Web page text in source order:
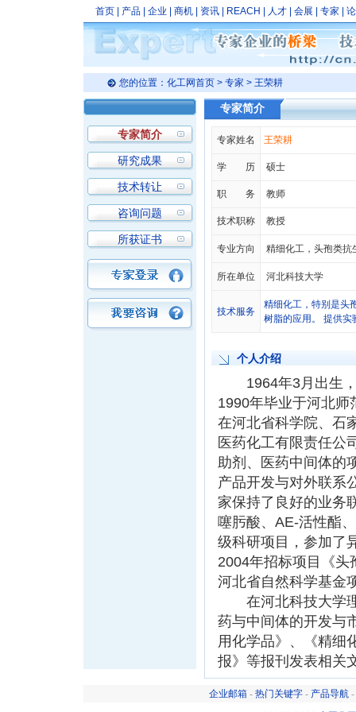
首页 产品 企业 商机 资讯 REACH 人才 会展 专家
您的位置： 化工网首页 > 专家 > 王荣耕
专家简介
研究成果
技术转让
咨询问题
所获证书
专家简介
专家姓名 王荣耕
学 历 硕士
职 务 教师
技术职称 教授
专业方向 精细化工，头孢类抗
所在单位 河北科技大学
技术服务
精细化工，特别是头
树脂的应用。 提供实
个人介绍
1964年3月出生，
1990年毕业于河北师
在河北省科学院、石
医药化工有限责任公
助剂、医药中间体的
产品开发与对外联系
家保持了良好的业务
噻肟酸、AE-活性酯
级科研项目，参加了
2004年招标项目《头
河北省自然科学基金
在河北科技大学理
药与中间体的开发与
用化学品》、《精细
报》等报刊发表相关
企业邮箱 - 热门关键字 - 产品导航 -